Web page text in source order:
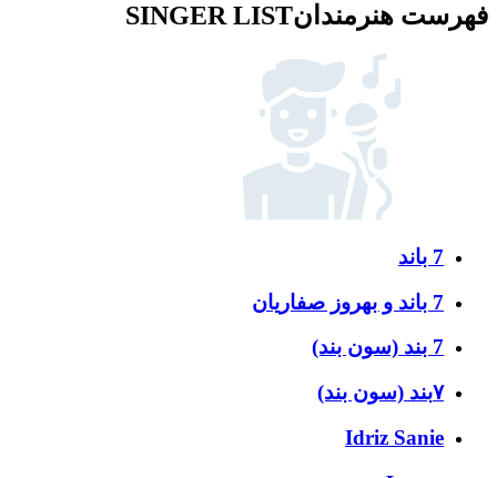
فهرست هنرمندانSINGER LIST
7 باند
7 باند و بهروز صفاریان
7 بند (سون بند)
۷بند (سون بند)
Idriz Sanie